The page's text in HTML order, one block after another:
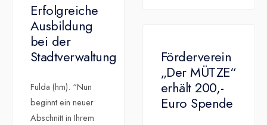
Erfolgreiche
Ausbildung
bei der
Stadtverwaltung
Fulda (hm). “Nun
beginnt ein neuer
Abschnitt in Ihrem
Förderverein
„Der MÜTZE“
erhält 200,-
Euro Spende